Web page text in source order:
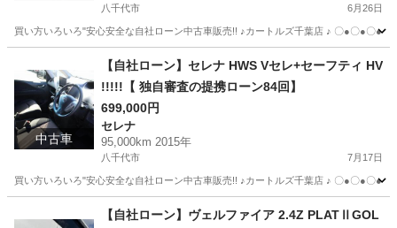
八千代市 6月26日
買い方いろいろ"安心安全な自社ローン中古車販売!! ♪カートルズ千葉店 ♪ 〇●〇●〇
セレナ カートルズ
中古車
【自社ローン】セレナ HWS Vセレ+セーフティ HV
!!!!!【 独自審査の提携ローン84回】
699,000円
セレナ
95,000km 2015年
八千代市 7月17日
買い方いろいろ"安心安全な自社ローン中古車販売!! ♪カートルズ千葉店 ♪ 〇●〇●〇
セレナ カートルズ
【自社ローン】ヴェルファイア 2.4Z PLATⅡGOL